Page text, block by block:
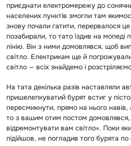
приєднати електромережу до
населених пунктів змогли там
знову почали гатити, перервалося
позабирали, то тато їздив на мопеді
лінію. Він з ними домовлявся, щоб
світло. Електрикам ще й
світло — всіх знайдемо і
На тата декілька разів наставляли
пришелепкуватий бурят встиг у
пересмикнути, прямо на нього навів,
то з вашим отим постом домовлявся,
відремонтувати вам світло». Поки
підійшов, не погладив того бурята по